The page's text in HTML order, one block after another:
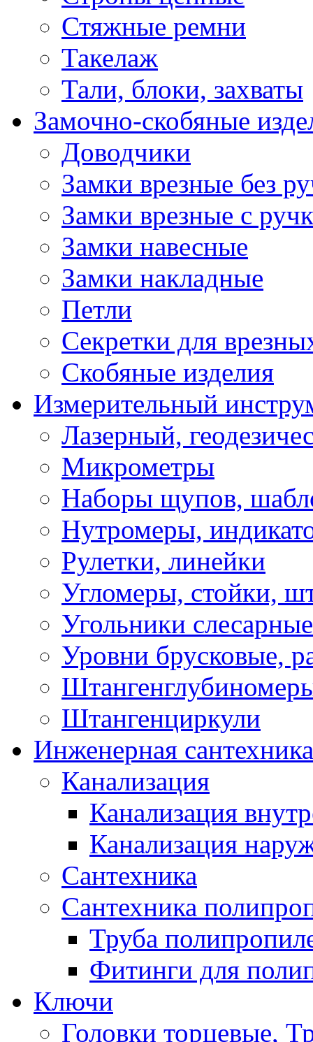
Стяжные ремни
Такелаж
Тали, блоки, захваты
Замочно-скобяные
Доводчики
Замки врезные без
Замки врезные с
Замки навесные
Замки накладные
Петли
Секретки для
Скобяные изделия
Измерительный
Лазерный,
Микрометры
Наборы щупов,
Нутромеры,
Рулетки, линейки
Угломеры, стойки,
Угольники слесарные
Уровни брусковые,
Штангенциркули
Инженерная сантехника
Канализация
Канализация
Канализация
Сантехника
Сантехника
Труба
Фитинги для
Ключи
Головки торцевые,